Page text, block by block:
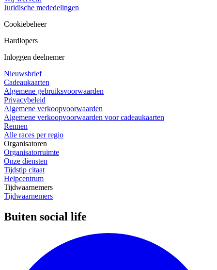
Juridische mededelingen
Cookiebeheer
Hardlopers
Inloggen deelnemer
Nieuwsbrief
Cadeaukaarten
Algemene gebruiksvoorwaarden
Privacybeleid
Algemene verkoopvoorwaarden
Algemene verkoopvoorwaarden voor cadeaukaarten
Rennen
Alle races per regio
Organisatoren
Organisatorruimte
Onze diensten
Tijdstip citaat
Helpcentrum
Tijdwaarnemers
Tijdwaarnemers
Buiten social life